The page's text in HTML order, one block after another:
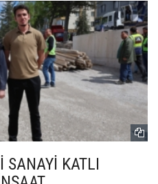
SANAYİ KATLI